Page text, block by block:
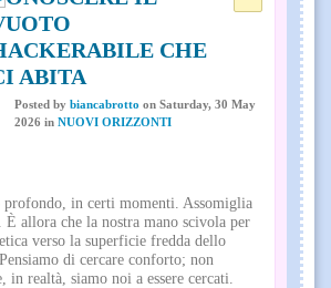
CHE
ABITA
Posted by biancabrotto on Saturday, 30 May
2026 in NUOVI ORIZZONTI
profondo, in certi momenti. Assomiglia
È allora che la nostra mano scivola per
verso la superficie fredda dello
di cercare conforto; non
in realtà, siamo noi a essere cercati.